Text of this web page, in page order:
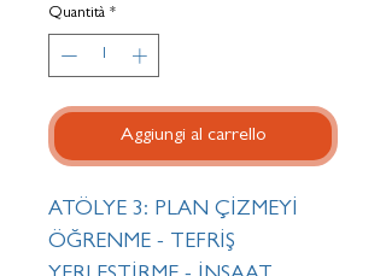
Quantità *
Aggiungi al carrello
ATÖLYE 3: PLAN ÇİZMEYİ
ÖĞRENME - TEFRİŞ